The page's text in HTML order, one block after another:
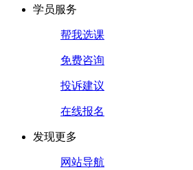
学员服务
帮我选课
免费咨询
投诉建议
在线报名
发现更多
网站导航